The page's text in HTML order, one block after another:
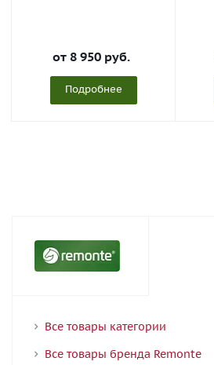
от 8 950 руб.
Подробнее
Все товары категории
Все товары бренда Remonte